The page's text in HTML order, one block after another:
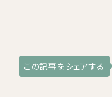
ログイン / 会員登録
この記事をシェアする